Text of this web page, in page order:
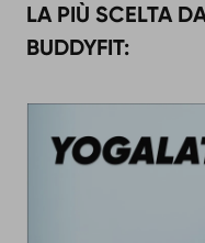
LA PIÙ SCELTA
BUDDYFIT: